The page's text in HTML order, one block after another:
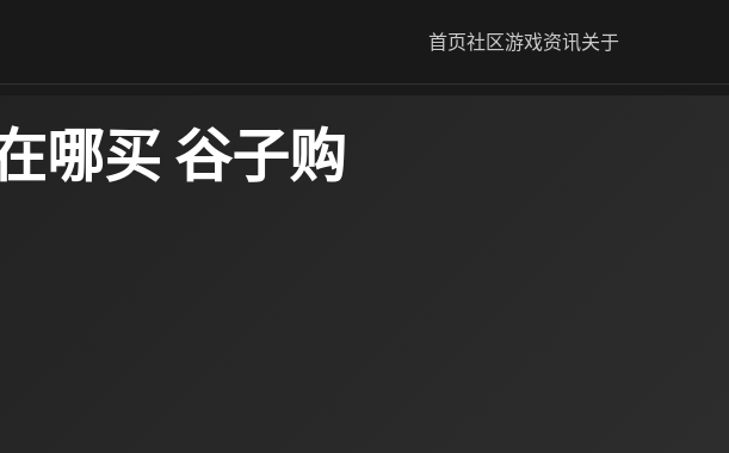
首页社区游戏资讯关于
哪买 谷子购